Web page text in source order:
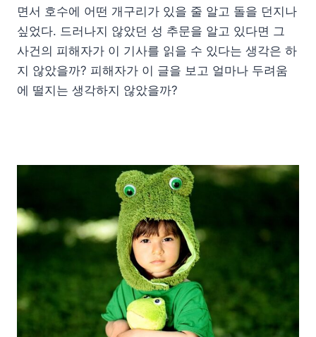
면서 호수에 어떤 개구리가 있을 줄 알고 돌을 던지나
싶었다. 드러나지 않았던 성 추문을 알고 있다면 그
사건의 피해자가 이 기사를 읽을 수 있다는 생각은 하
지 않았을까? 피해자가 이 글을 보고 얼마나 두려움
에 떨지는 생각하지 않았을까?